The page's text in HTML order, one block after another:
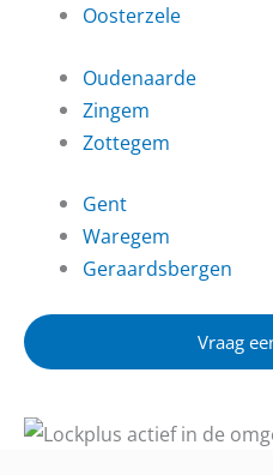
Oosterzele
Oudenaarde
Zingem
Zottegem
Gent
Waregem
Geraardsbergen
Vraag